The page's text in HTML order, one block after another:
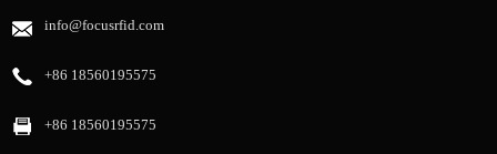
info@focusrfid.com
+86 18560195575
+86 18560195575